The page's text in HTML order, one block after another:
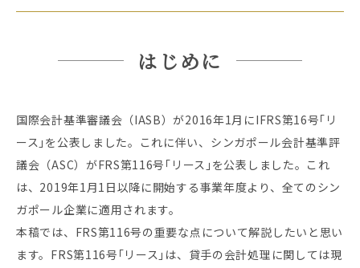
はじめに
国際会計基準審議会（IASB）が2016年1月にIFRS第16号｢リ
ース｣を公表しました。これに伴い、シンガポール会計基準評
議会（ASC）がFRS第116号｢リース｣を公表しました。これ
は、2019年1月1日以降に開始する事業年度より、全てのシン
ガポール企業に適用されます。
本稿では、FRS第116号の重要な点について解説したいと思い
ます。FRS第116号｢リース｣は、貸手の会計処理に関しては現